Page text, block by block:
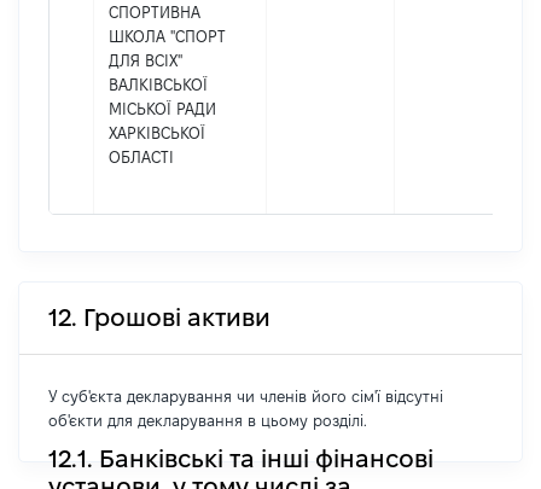
СПОРТИВНА
ШКОЛА "СПОРТ
ДЛЯ ВСІХ"
ВАЛКІВСЬКОЇ
МІСЬКОЇ РАДИ
ХАРКІВСЬКОЇ
ОБЛАСТІ
12. Грошові активи
У суб'єкта декларування чи членів його сім'ї відсутні
об'єкти для декларування в цьому розділі.
12.1. Банківські та інші фінансові